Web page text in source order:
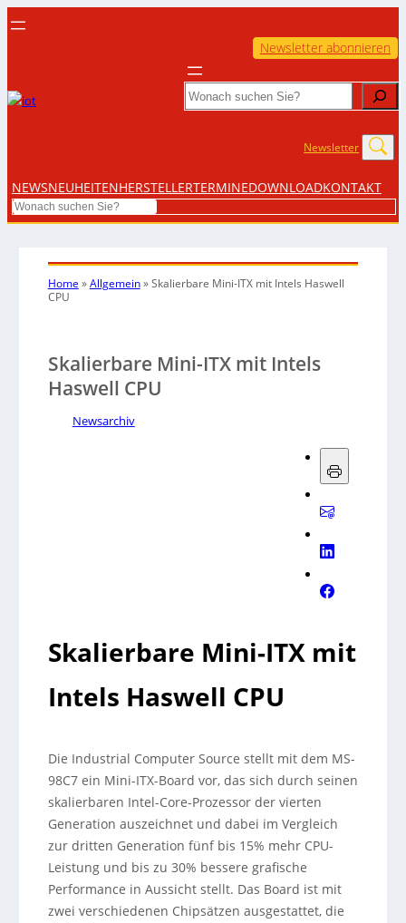
Newsletter abonnieren
Search
Newsletter
NEWSNEUHEITENHERSTELLERTERMINEDOWNLOADKONTAKT
Search
Home »Allgemein»Skalierbare Mini-ITX mit Intels Haswell
CPU
Skalierbare Mini-ITX mit Intels
Haswell CPU
Newsarchiv
Skalierbare Mini-ITX mit
Intels Haswell CPU
Die Industrial Computer Source stellt mit dem MS-
98C7 ein Mini-ITX-Board vor, das sich durch seinen
skalierbaren Intel-Core-Prozessor der vierten
Generation auszeichnet und dabei im Vergleich
zur dritten Generation fünf bis 15% mehr CPU-
Leistung und bis zu 30% bessere grafische
Performance in Aussicht stellt. Das Board ist mit
zwei verschiedenen Chipsätzen ausgestattet, die